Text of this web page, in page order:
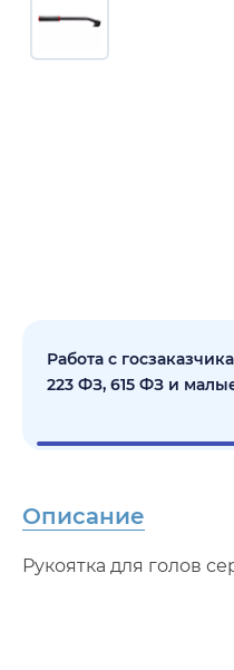
Работа с
223 ФЗ, 615 ФЗ и
Описание
Рукоятка для голов